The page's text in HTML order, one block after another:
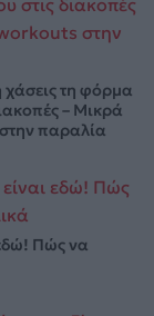
τη φόρμα
– Μικρά
παραλία
εδώ! Πώς να